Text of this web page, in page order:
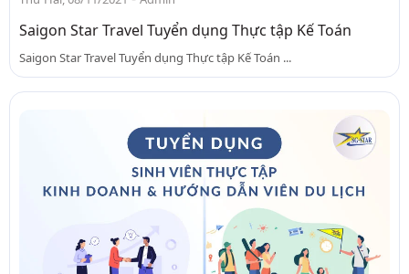
Saigon Star Travel Tuyển dụng Thực tập Kế Toán
Saigon Star Travel Tuyển dụng Thực tập Kế Toán ...